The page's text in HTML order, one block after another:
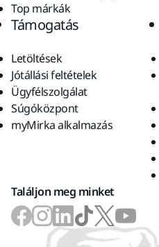
Top márkák
Támogatás
Letöltések
Jótállási feltételek
Ügyfélszolgálat
Súgóközpont
myMirka alkalmazás
Találjon meg minket